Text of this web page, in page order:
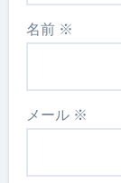
名前 ※
メール ※